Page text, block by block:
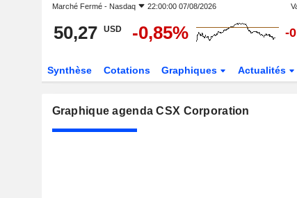
Marché Fermé - Nasdaq 22:00:00 07/08/2026
50,27 USD -0,85% -
Synthèse Cotations Graphiques Actualités
Graphique agenda CSX Corporation